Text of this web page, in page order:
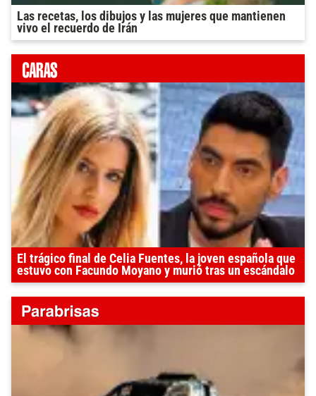
Las recetas, los dibujos y las mujeres que mantienen
vivo el recuerdo de Irán
El trágico final de Celia Fuentes, la joven española que
estuvo con Facundo Moyano y murió tras un escándalo